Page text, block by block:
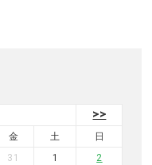
>>
金 土
日
31 1
2